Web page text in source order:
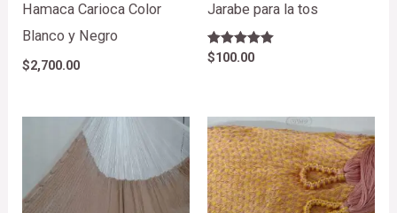
Hamaca Carioca Color
Blanco y Negro
$2,700.00
Jarabe para la tos
Valorado en
5.00
$100.00